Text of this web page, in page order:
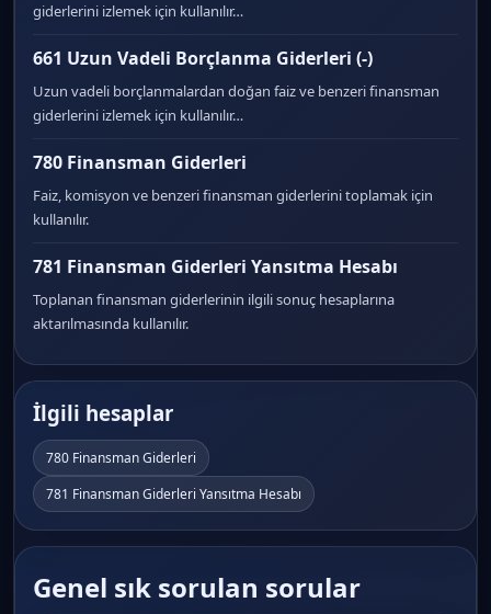
giderlerini izlemek için kullanılır…
661 Uzun Vadeli Borçlanma Giderleri (-)
Uzun vadeli borçlanmalardan doğan faiz ve benzeri finansman
giderlerini izlemek için kullanılır…
780 Finansman Giderleri
Faiz, komisyon ve benzeri finansman giderlerini toplamak için
kullanılır.
781 Finansman Giderleri Yansıtma Hesabı
Toplanan finansman giderlerinin ilgili sonuç hesaplarına
aktarılmasında kullanılır.
İlgili hesaplar
780 Finansman Giderleri
781 Finansman Giderleri Yansıtma Hesabı
Genel sık sorulan sorular